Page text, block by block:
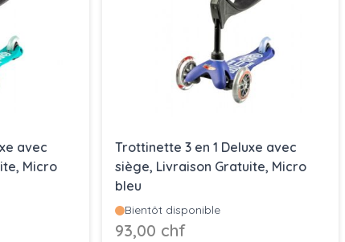
avec
Micro
Trottinette 3 en 1 Deluxe avec
siège, Livraison Gratuite, Micro
bleu
Bientôt disponible
93,00 chf